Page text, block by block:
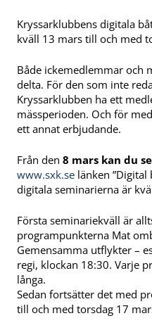
​​​​​​​Kryssarklubbens digitala
kväll 13 mars till och med
Både ickemedlemmar och
delta. För den som inte
Kryssarklubben ha ett
mässperioden. Och för
ett annat erbjudande.
Från den 8 mars kan du
www.sxk.se länken ”Digital
digitala seminarierna är
Första seminariekväll är
programpunkterna Mat
Gemensamma utflykter –
regi, klockan 18:30. Varje
långa.
Sedan fortsätter det med
till och med torsdag 17